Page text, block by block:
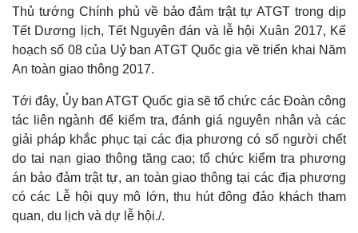
Thủ tướng Chính phủ về bảo đảm trật tự ATGT trong dịp
Tết Dương lịch, Tết Nguyên đán và lễ hội Xuân 2017, Kế
hoạch số 08 của Uỷ ban ATGT Quốc gia về triển khai Năm
An toàn giao thông 2017.
Tới đây, Ủy ban ATGT Quốc gia sẽ tổ chức các Đoàn công
tác liên ngành để kiểm tra, đánh giá nguyên nhân và các
giải pháp khắc phục tại các địa phương có số người chết
do tai nạn giao thông tăng cao; tổ chức kiểm tra phương
án bảo đảm trật tự, an toàn giao thông tại các địa phương
có các Lễ hội quy mô lớn, thu hút đông đảo khách tham
quan, du lịch và dự lễ hội./.